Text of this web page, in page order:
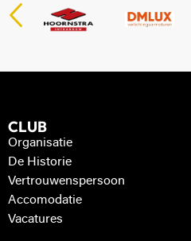
CLUB
Organisatie
De Historie
Vertrouwenspersoon
Accomodatie
Vacatures